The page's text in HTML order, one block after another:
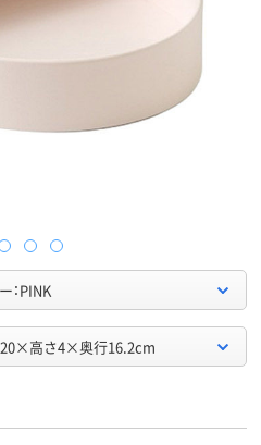
：PINK
高さ4×奥行16.2cm